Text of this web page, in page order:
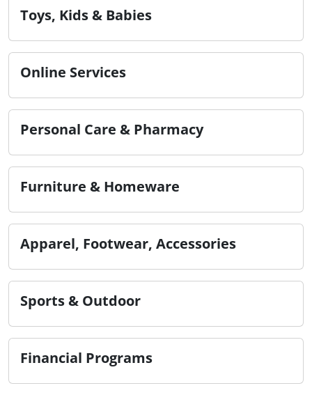
Toys, Kids & Babies
Online Services
Personal Care & Pharmacy
Furniture & Homeware
Apparel, Footwear, Accessories
Sports & Outdoor
Financial Programs